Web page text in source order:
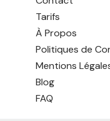
Tarifs
À Propos
Politiques de
Mentions
Blog
FAQ